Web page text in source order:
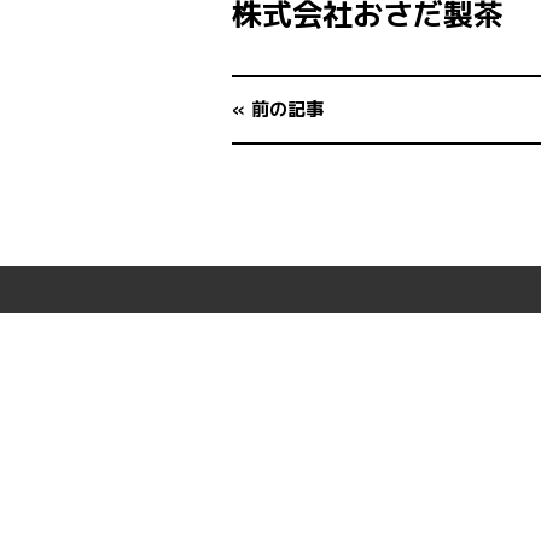
株式会社おさだ製茶
« 前の記事